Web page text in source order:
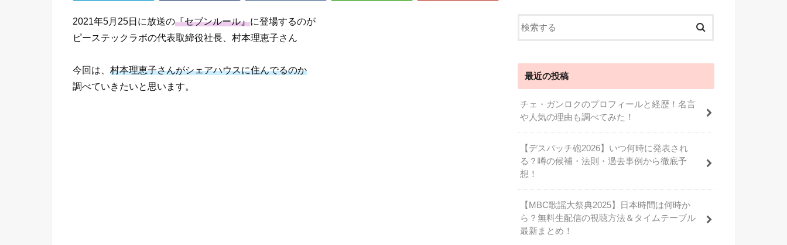
2021年5月25日に放送の『セブンルール』に登場するのが
ピーステックラボの代表取締役社長、村本理恵子さん
今回は、 村本理恵子さんがシェアハウスに住んでるのか
調べていきたいと思います。
最近の投稿
チェ・ガンロクのプロフィールと経歴！名言
や人気の理由も調べてみた！
【デスパッチ砲2026】いつ何時に発表され
る？噂の候補・法則・過去事例から徹底予
想！
【MBC歌謡大祭典2025】日本時間は何時か
ら？無料生配信の視聴方法＆タイムテーブル
最新まとめ！